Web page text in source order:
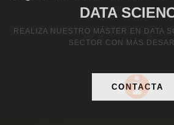
DATA
REALIZA NUESTRO MÁSTER EN DATA
SECTOR CON MÁS
CONTACTA